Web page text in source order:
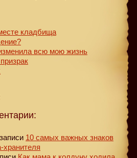
кладбища
всю мою жизнь
10 самых важных знаков
хранителя